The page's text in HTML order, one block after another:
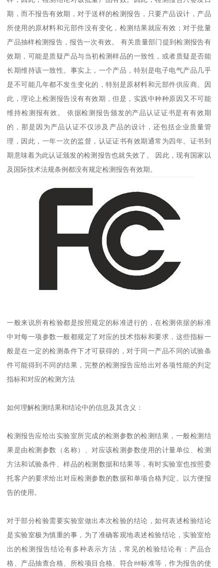
期，而不报告有效期，对于送样的检测报告，只要产品设计，产品
所使用的原材料和元部件没有变化，检测结果就应有效；对于批量
产品抽样检测报告，报告一次有效。 有关质量部门提到检测报告有
效期，可能是质疑产品与当初检测样品的一致性，或者质疑是否能
长期维持该一致性。事实上，一个产品，特别是电子电气产品几乎
是不可能几年都不发生变化的，特别是原材料和元部件供应商。因
此，理论上检测报告没有有效期，但是，实践中种种原因又不可能
维持检测报有效。 依据检测报告颁发的产品认证证书是有有效期
的，那是因为产品认证不仅涉及产品的设计，还包括企业质量管
理，因此，一年一次的监督，认证证书有效期通常为四年。证书到
期意味着为此认证颁发的检测报告也就失效了。 因此，现有国家以
及国际技术法规条例都没有规定检测报告有效期。
一般来说所有检验都是按照规定的标准进行的，在检测依据的标准
中对每一项参数一般都规定了对应的技术指标和要求，这些指标一
般是在一定的检测条件下才可获得的，对于同一产品不同的试验条
件可能得到不同的结果，完整的检测报告应给出对各项性能的判定
指标和对应的检测方法
如何理解检测结果和结论中的信息及其含义：
检测报告应给出实验室所完成的检测参数的检测结果，一般检测结
果是由检测参数（名称）、对应该检测参数使用的计量单位、检测
方法和试验条件、样品的检测数据和结果等，有时实验室也按照委
托客户的要求给出对应检测参数的数据和单项合格判定。以方便报
告的使用。
对于部分检验需要实验室做出本次检验的结论，如何表述检验结论
是实验室极为慎重的事，为了准确客观地表述检验结论，实验室给
出的检测报告结论有多种表示方法，常见的检验结论有：产品合
格、产品抽查合格、所检项目合格、符合##标准等，作为报告的使